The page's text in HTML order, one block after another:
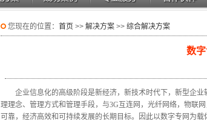
您现在的位置： 首页 >> 解决方案 >> 综合解决方案
数
企业信息化的高级阶段是新经济，新技术时代下，新型企业
理理念、管理方式和管理手段，与3G互连网，光纤网络，物联
可靠，经济高效和可持续发展的长期目标。因此以数字专网为